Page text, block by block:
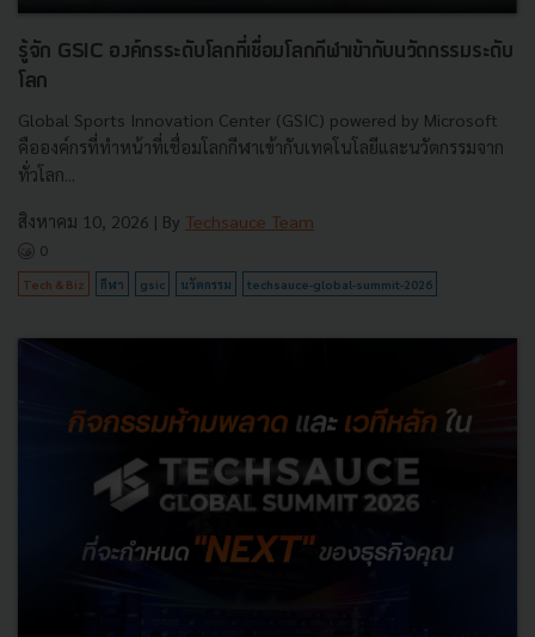
รู้จัก GSIC องค์กรระดับโลกที่เชื่อมโลกกีฬาเข้ากับนวัตกรรมระดับ
โลก
Global Sports Innovation Center (GSIC) powered by Microsoft
คือองค์กรที่ทำหน้าที่เชื่อมโลกกีฬาเข้ากับเทคโนโลยีและนวัตกรรมจาก
ทั่วโลก...
สิงหาคม 10, 2026 | By Techsauce Team
0
Tech & Biz กีฬา gsic นวัตกรรม techsauce-global-summit-2026